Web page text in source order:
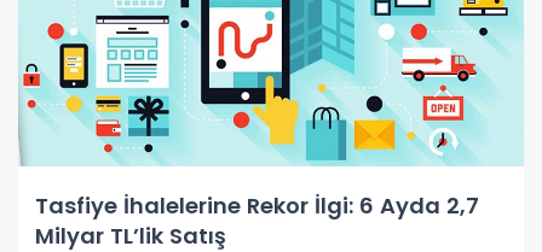
Tasfiye İhalelerine Rekor İlgi: 6 Ayda 2,7
Milyar TL’lik Satış